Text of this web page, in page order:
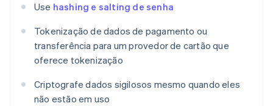
Use hashing e salting de senha
Tokenização de dados de pagamento ou
transferência para um provedor de cartão que
oferece tokenização
Criptografe dados sigilosos mesmo quando eles
não estão em uso